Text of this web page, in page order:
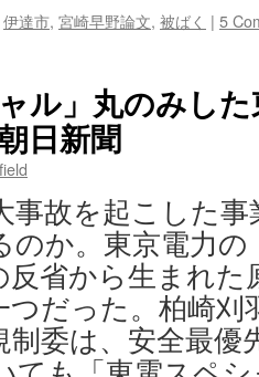
伊達市, 宮崎早野論文, 被ばく | 5
ャル」丸のみし
日新聞
故を起こした事
のか。東京電力の
反省から生まれた
だった。柏崎刈
制委は、安全最優